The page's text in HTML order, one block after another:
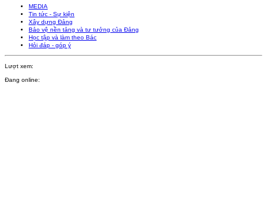
MEDIA
Tin tức - Sự kiện
Xây dựng Đảng
Bảo vệ nền tảng và tư tưởng của Đảng
Học tập và làm theo Bác
Hỏi đáp - góp ý
Lượt xem:
Đang online: